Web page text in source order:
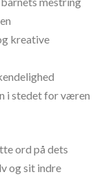
kreative
i stedet for væren
ord på dets
og sit indre